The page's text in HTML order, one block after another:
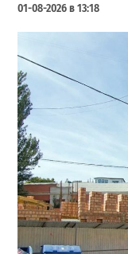
01-08-2026 в 13:18